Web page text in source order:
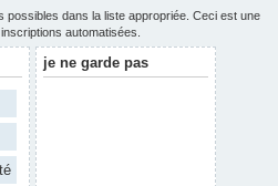
possibles dans la liste appropriée. Ceci est une
automatisées.
je ne garde pas